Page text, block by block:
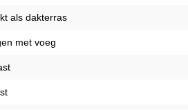
als dakterras
met voeg